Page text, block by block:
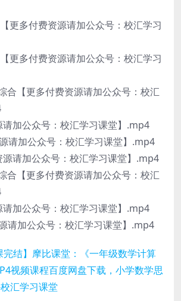
更多付费资源请加公众号：校汇学习
更多付费资源请加公众号：校汇学习
合【更多付费资源请加公众号：校汇
加公众号：校汇学习课堂】.mp4
请加公众号：校汇学习课堂】.mp4
请加公众号：校汇学习课堂】.mp4
合【更多付费资源请加公众号：校汇
加公众号：校汇学习课堂】.mp4
请加公众号：校汇学习课堂】.mp4